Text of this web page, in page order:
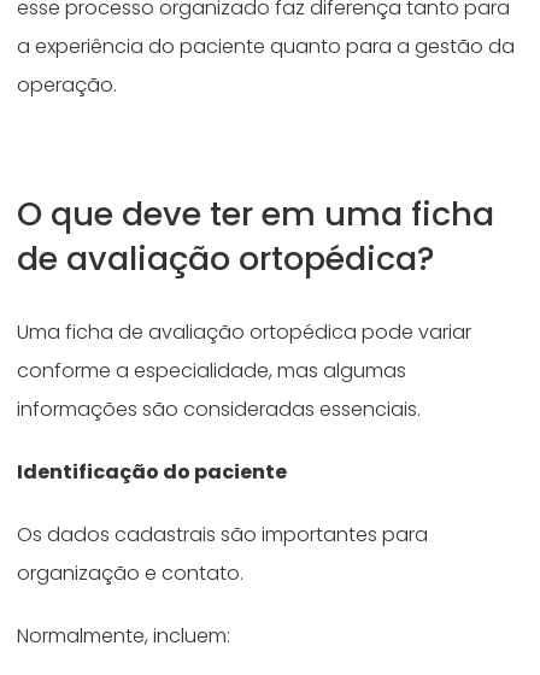
esse processo organizado faz diferença tanto para
a experiência do paciente quanto para a gestão da
operação.
O que deve ter em uma ficha
de avaliação ortopédica?
Uma ficha de avaliação ortopédica pode variar
conforme a especialidade, mas algumas
informações são consideradas essenciais.
Identificação do paciente
Os dados cadastrais são importantes para
organização e contato.
Normalmente, incluem: